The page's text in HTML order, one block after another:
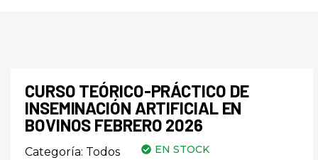
CURSO TEÓRICO-PRÁCTICO DE
INSEMINACIÓN ARTIFICIAL EN
BOVINOS FEBRERO 2026
Categoría: Todos EN STOCK
Curso Teórico-Práctico De
Inseminación Artificial En
Bovinos Mayo 2026